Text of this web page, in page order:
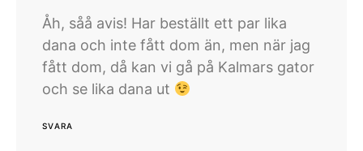
Åh, såå avis! Har beställt ett par lika
dana och inte fått dom än, men när jag
fått dom, då kan vi gå på Kalmars gator
och se lika dana ut
SVARA